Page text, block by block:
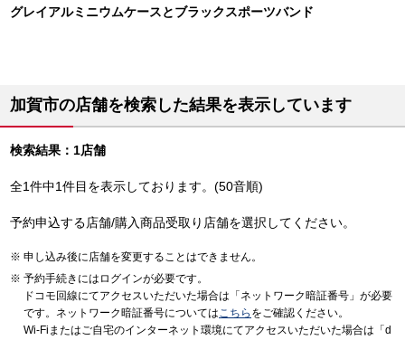
グレイアルミニウムケースとブラックスポーツバンド
加賀市の店舗を検索した結果を表示しています
検索結果：1店舗
全1件中1件目を表示しております。(50音順)
予約申込する店舗/購入商品受取り店舗を選択してください。
申し込み後に店舗を変更することはできません。
予約手続きにはログインが必要です。
ドコモ回線にてアクセスいただいた場合は「ネットワーク暗証番号」が必要
です。ネットワーク暗証番号についてはこちら をご確認ください。
Wi-Fiまたはご自宅のインターネット環境にてアクセスいただいた場合は「d